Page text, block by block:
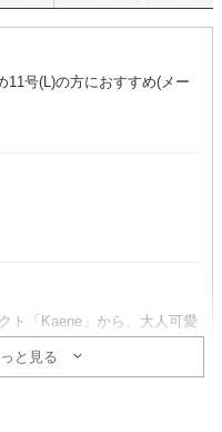
11号(L)の方におすすめ(メー
ト「Kaene」から、大人可愛
一着です。
と見る